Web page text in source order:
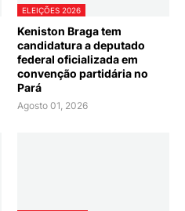
ELEIÇÕES 2026
Keniston Braga tem
candidatura a deputado
federal oficializada em
convenção partidária no
Pará
Agosto 01, 2026